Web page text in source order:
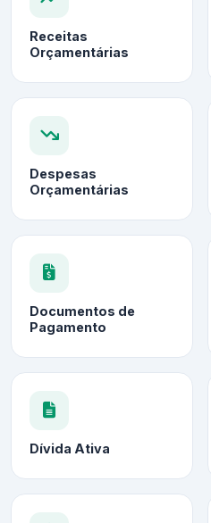
Receitas
Orçamentárias
Despesas
Orçamentárias
Documentos de
Pagamento
Dívida Ativa